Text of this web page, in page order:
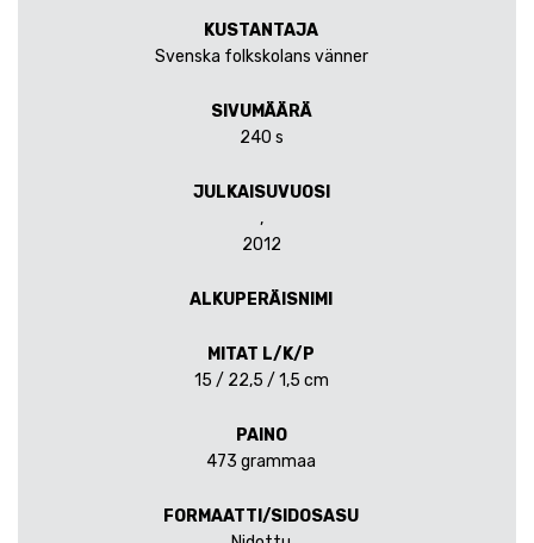
KUSTANTAJA
Svenska folkskolans vänner
SIVUMÄÄRÄ
240 s
JULKAISUVUOSI
,
2012
ALKUPERÄISNIMI
MITAT L/K/P
15 / 22,5 / 1,5 cm
PAINO
473 grammaa
FORMAATTI/SIDOSASU